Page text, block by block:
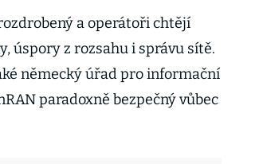
a operátoři chtějí
úspory z rozsahu i správu sítě.
německý úřad pro informační
paradoxně bezpečný vůbec